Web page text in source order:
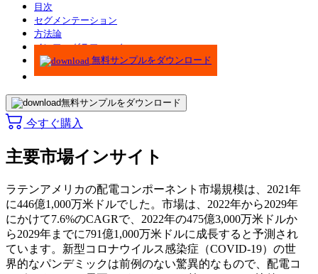
目次
セグメンテーション
方法論
インフォグラフィック
無料サンプルをダウンロード
無料サンプルをダウンロード
今すぐ購入
主要市場インサイト
ラテンアメリカの配電コンポーネント市場規模は、2021年
に446億1,000万米ドルでした。市場は、2022年から2029年
にかけて7.6%のCAGRで、2022年の475億3,000万米ドルか
ら2029年までに791億1,000万米ドルに成長すると予測され
ています。新型コロナウイルス感染症（COVID-19）の世
界的なパンデミックは前例のない驚異的なもので、配電コ